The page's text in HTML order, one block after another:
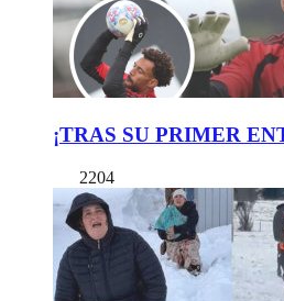
¡TRAS SU PRIMER
2204